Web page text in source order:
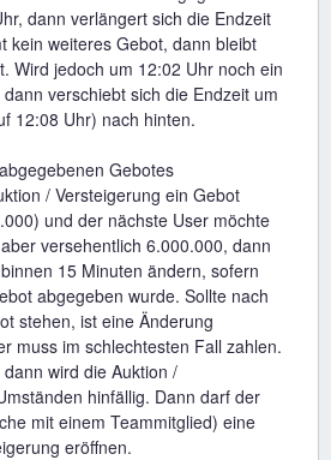
dann verlängert sich die Endzeit
kein weiteres Gebot, dann bleibt
Wird jedoch um 12:02 Uhr noch ein
verschiebt sich die Endzeit um
12:08 Uhr) nach hinten.
Gebotes
/ Versteigerung ein Gebot
und der nächste User möchte
versehentlich 6.000.000, dann
15 Minuten ändern, sofern
abgegeben wurde. Sollte nach
stehen, ist eine Änderung
muss im schlechtesten Fall zahlen.
wird die Auktion /
hinfällig. Dann darf der
mit einem Teammitglied) eine
eröffnen.